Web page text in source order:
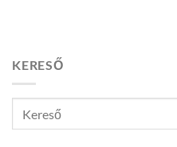
KERESŐ